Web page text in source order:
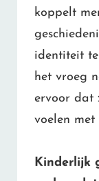
koppelt
identiteit
het vroeg
ervoor dat
voelen met
Kinderlijk